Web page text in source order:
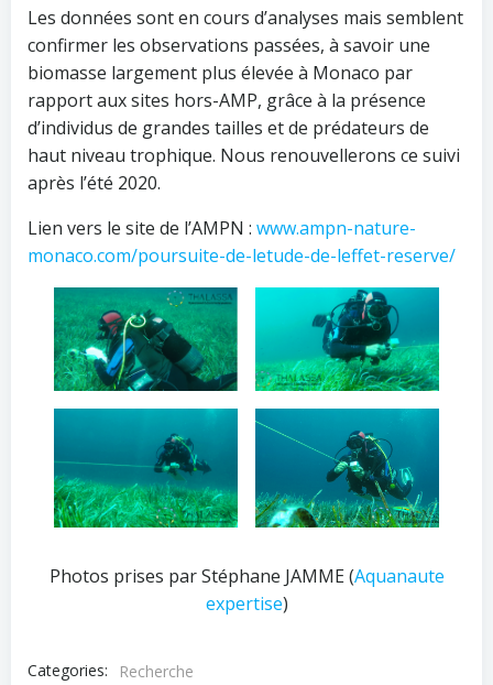
Les données sont en cours d’analyses mais semblent
confirmer les observations passées, à savoir une
biomasse largement plus élevée à Monaco par
rapport aux sites hors-AMP, grâce à la présence
d’individus de grandes tailles et de prédateurs de
haut niveau trophique. Nous renouvellerons ce suivi
après l’été 2020.
Lien vers le site de l’AMPN : www.ampn-nature-
monaco.com/poursuite-de-letude-de-leffet-reserve/
Photos prises par Stéphane JAMME (Aquanaute
expertise)
Categories: Recherche